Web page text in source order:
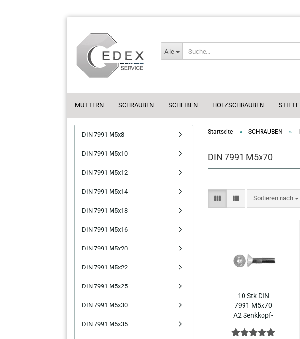
Alle
MUTTERN SCHRAUBEN SCHEIBEN HOLZSCHRAUBEN STIFTE
Startseite » SCHRAUBEN »
DIN 7991 M5x70
Sortieren nach
Sortieren nach
10 Stk DIN
7991 M5x70
A2 Senk­kopf­
nen­sechs­kant
DIN 7991 M5x8
DIN 7991 M5x10
DIN 7991 M5x12
DIN 7991 M5x14
DIN 7991 M5x18
DIN 7991 M5x16
DIN 7991 M5x20
DIN 7991 M5x22
DIN 7991 M5x25
DIN 7991 M5x30
DIN 7991 M5x35